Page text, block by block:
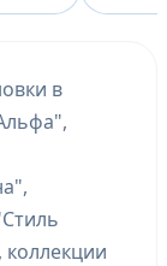
в
коллекции